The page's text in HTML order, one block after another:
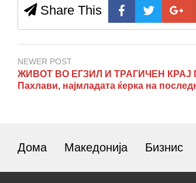
Share This
NEWER POST
ЖИВОТ ВО ЕГЗИЛ И ТРАГИЧЕН КРАЈ
Пахлави, најмладата ќерка на
Дома Македонија Бизнис